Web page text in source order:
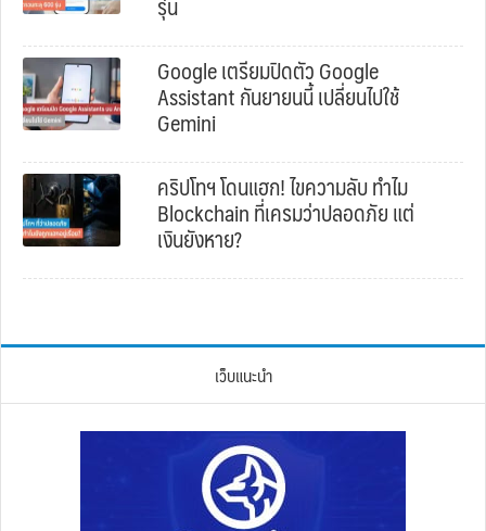
Google เตรียมปิดตัว Google
Assistant กันยายนนี้ เปลี่ยนไปใช้
Gemini
คริปโทฯ โดนแฮก! ไขความลับ ทำไม
Blockchain ที่เครมว่าปลอดภัย แต่
เงินยังหาย?
เว็บแนะนำ